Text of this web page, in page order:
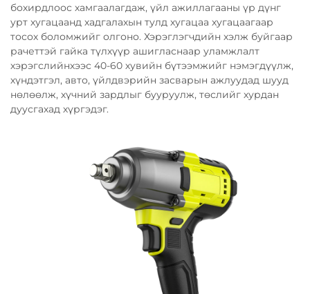
бохирдлоос хамгаалагдаж, үйл ажиллагааны үр дүнг
урт хугацаанд хадгалахын тулд хугацаа хугацаагаар
тосох боломжийг олгоно. Хэрэглэгчдийн хэлж буйгаар
рачеттэй гайка түлхүүр ашигласнаар уламжлалт
хэрэгслийнхээс 40-60 хувийн бүтээмжийг нэмэгдүүлж,
хүндэтгэл, авто, үйлдвэрийн засварын ажлуудад шууд
нөлөөлж, хүчний зардлыг бууруулж, төслийг хурдан
дуусгахад хүргэдэг.